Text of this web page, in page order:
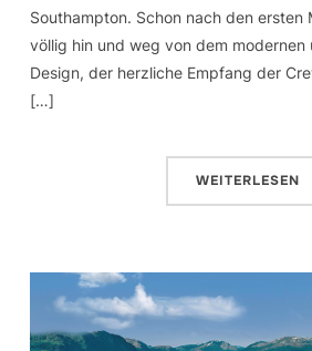
Southampton. Schon nach den ersten
völlig hin und weg von dem modernen
Design, der herzliche Empfang der
[…]
WEITERLESEN